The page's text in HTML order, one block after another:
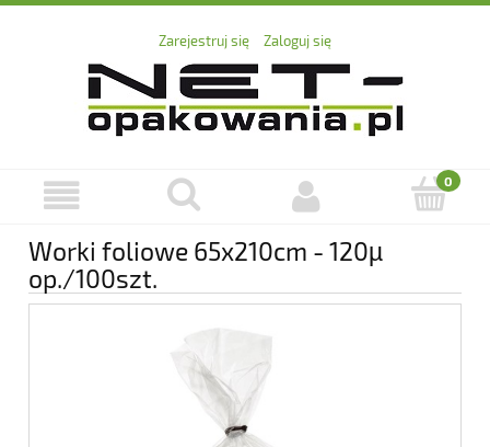
Zarejestruj się Zaloguj się
Worki foliowe 65x210cm - 120µ
op./100szt.